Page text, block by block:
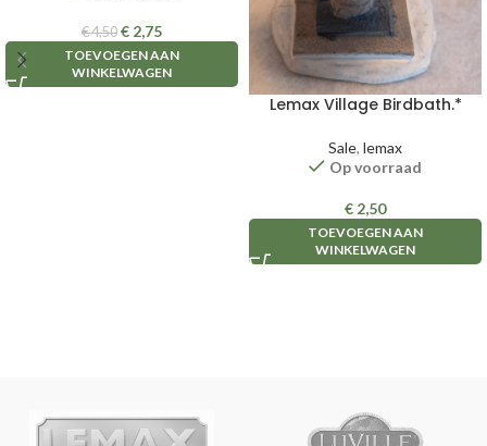
€4,50 € 2,75
TOEVOEGEN AAN
WINKELWAGEN
Lemax Village Birdbath.*
Sale, lemax
Op voorraad
€ 2,50
TOEVOEGEN AAN
WINKELWAGEN